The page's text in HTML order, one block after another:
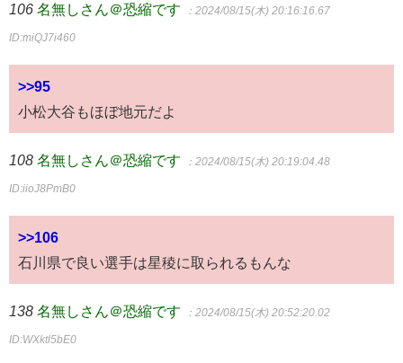
106 名無しさん＠恐縮です ：2024/08/15(木) 20:16:16.67
ID:miQJ7i460
>>95
小松大谷もほぼ地元だよ
108 名無しさん＠恐縮です ：2024/08/15(木) 20:19:04.48
ID:iioJ8PmB0
>>106
石川県で良い選手は星稜に取られるもんな
138 名無しさん＠恐縮です ：2024/08/15(木) 20:52:20.02
ID:WXktl5bE0